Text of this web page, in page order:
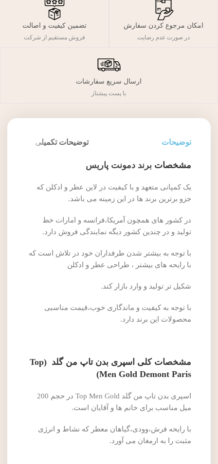
امکان مرجوع کردن سفارش
در صورت عدم رضایت
تضمین کیفیت و اصالت
فروش مستقیم از شرکت
ارسال سریع سفارشات
با پست پیشتاز
توضیحات توضیحات تکمیلی
مشخصات برند دمونت پاریس
یک کمپانی متعهد و با کیفیت در لاین عطر و ادکلن که
جزو برترین برند ها در این زمینه می باشد.
در کشور های همچون آمریکا،فرانسه و امارات خط
تولید و در چندین کشور دیگه نمایندگی فروش دارد.
با توجه به بیشتر شدن طرفداران خود در تلاش است که
با رایحه های بیشتر ، طراحی عطر و ادکلن
شکیل تر تولید و وارد بازار کند.
با توجه به کیفیت و ماندگاری خوب،قیمت مناسبی
محصولات این برند دارد.
مشخصات کلی اسپری بدن تاپ من گلد (Top
Men Gold Demont Paris)
اسپری بدن تاپ من گلد Top Men Gold در حجم 200
میل مناسب برای خانم ها و آقایان است.
با رایحه فرش،وودی،گیاهان معطر که نشاط و انرژی
مثبت را به ارمغان می آورد.